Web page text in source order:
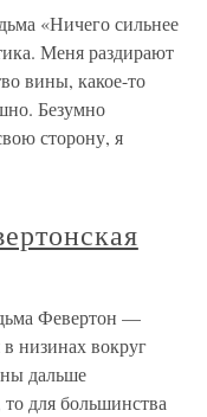
«Ничего сильнее
Меня раздирают
вины, какое-то
Безумно
сторону, я
Февертон —
в низинах вокруг
дальше
для большинства